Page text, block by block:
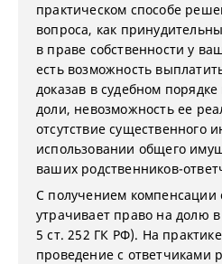
практическом способе
вопроса, как
в праве собственности у
есть возможность
доказав в судебном
доли, невозможность ее
отсутствие существенного
использовании общего
ваших родственников-
С получением компенсации
утрачивает право на долю
5 ст. 252 ГК РФ). На
проведение с ответчиками